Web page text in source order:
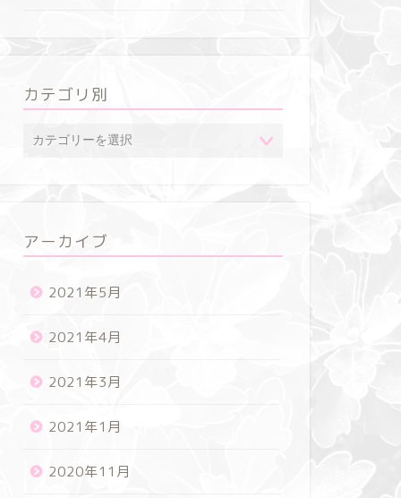
月21日】
株式投資
株式投資☆トレード日誌【2021年4
月19日】
カテゴリ別
アーカイブ
2021年5月
2021年4月
2021年3月
2021年1月
2020年11月